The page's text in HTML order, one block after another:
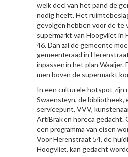
welk deel van het pand de
nodig heeft. Het
gevolgen hebben voor de te
supermarkt van Hoogvliet in
46. Dan zal de gemeente
gemeenteraad in
inpassen in het plan Waaijer.
men boven de supermarkt
In een culturele hotspot zijn
Swaensteyn, de bibliotheek,
servicepunt, VVV,
ArtiBrak en horeca gedacht.
een programma van eisen
Voor Herenstraat 54, de
Hoogvliet, kan gedacht